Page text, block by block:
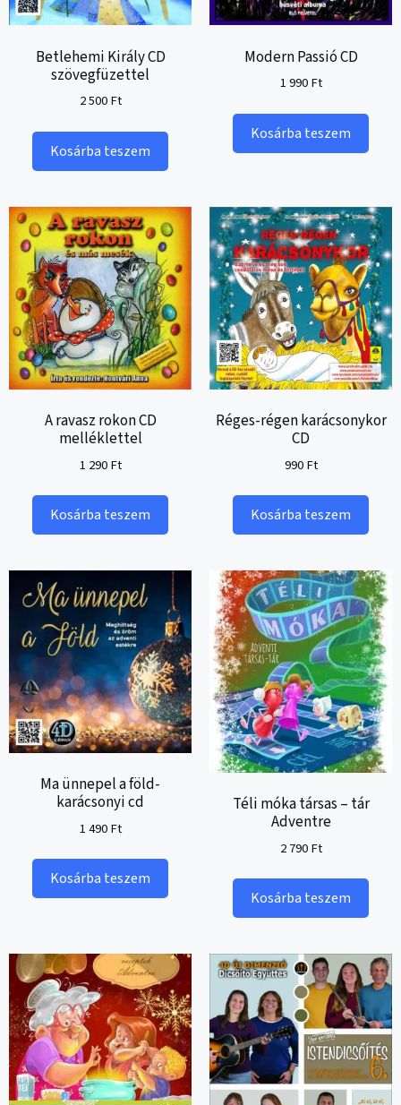
Betlehemi Király CD
szövegfüzettel
2 500Ft
Kosárba teszem
Modern Passió CD
1 990Ft
Kosárba teszem
A ravasz rokon CD
melléklettel
1 290Ft
Kosárba teszem
Réges-régen karácsonykor
CD
990Ft
Kosárba teszem
Ma ünnepel a föld-
karácsonyi cd
1 490Ft
Kosárba teszem
Téli móka társas – tár
Adventre
2 790Ft
Kosárba teszem